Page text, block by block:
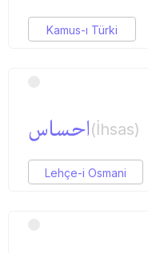
Kamus-ı Türki
احساس(İhsas)
Lehçe-i Osmani